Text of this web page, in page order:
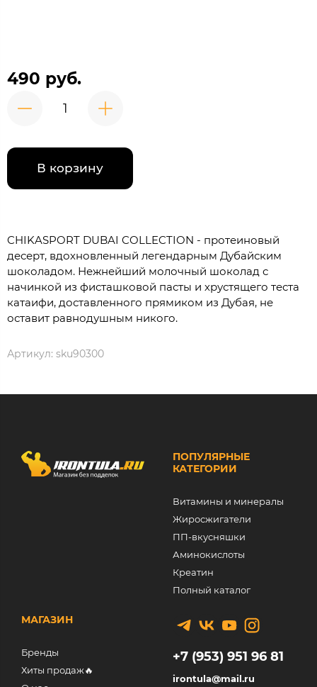
490 руб.
В корзину
CHIKASPORT DUBAI COLLECTION - протеиновый
десерт, вдохновленный легендарным Дубайским
шоколадом. Нежнейший молочный шоколад с
начинкой из фисташковой пасты и хрустящего теста
катаифи, доставленного прямиком из Дубая, не
оставит равнодушным никого.
Артикул: sku90300
ПОПУЛЯРНЫЕ
КАТЕГОРИИ
Витамины и минералы
Жиросжигатели
ПП-вкусняшки
Аминокислоты
Креатин
Полный каталог
МАГАЗИН
Бренды
Хиты продаж🔥
+7 (953) 951 96 81
irontula@mail.ru